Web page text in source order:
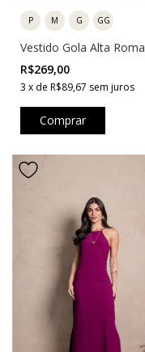
P M G GG
Vestido Gola Alta Roma
Marrom
R$269,00
3 x de R$89,67 sem juros
Comprar